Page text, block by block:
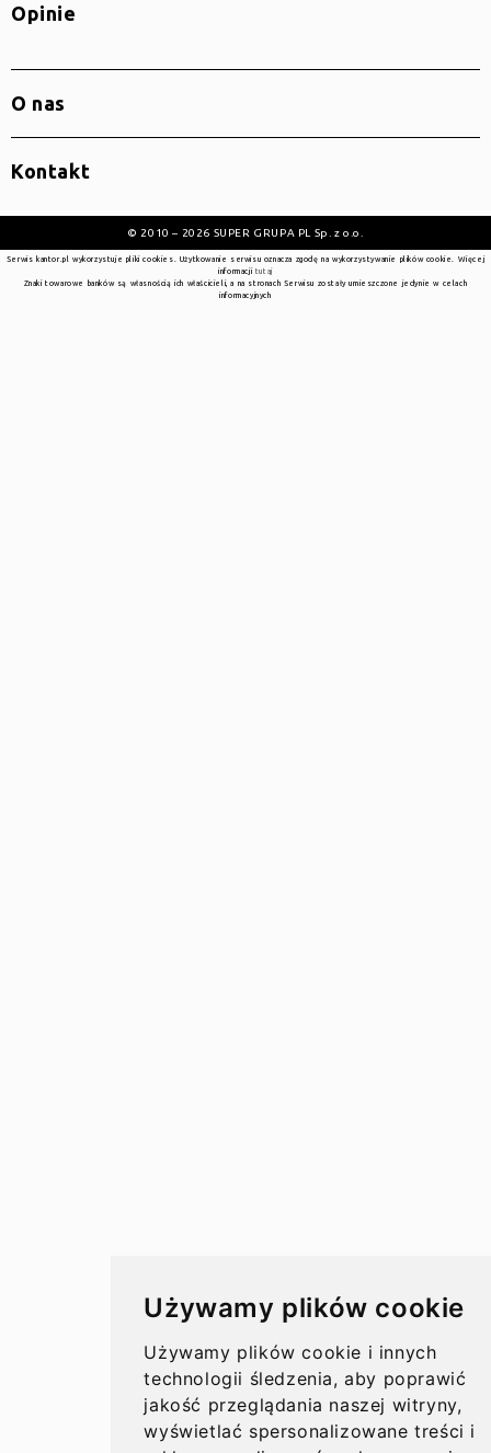
Używamy plików cookie
Używamy plików cookie i innych
technologii śledzenia, aby poprawić
jakość przeglądania naszej witryny,
wyświetlać spersonalizowane treści i
Opinie
O nas
Kontakt
© 2010 – 2026 SUPER GRUPA PL Sp. z o.o.
Serwis kantor.pl wykorzystuje pliki cookies. Użytkowanie serwisu oznacza zgodę na wykorzystywanie plików cookie. Więcej
informacji tutaj
Znaki towarowe banków są własnością ich właścicieli, a na stronach Serwisu zostały umieszczone jedynie w celach
informacyjnych